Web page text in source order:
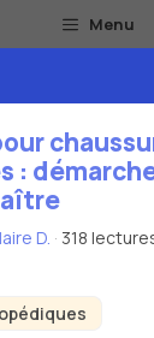
Menu
:
D. · 318